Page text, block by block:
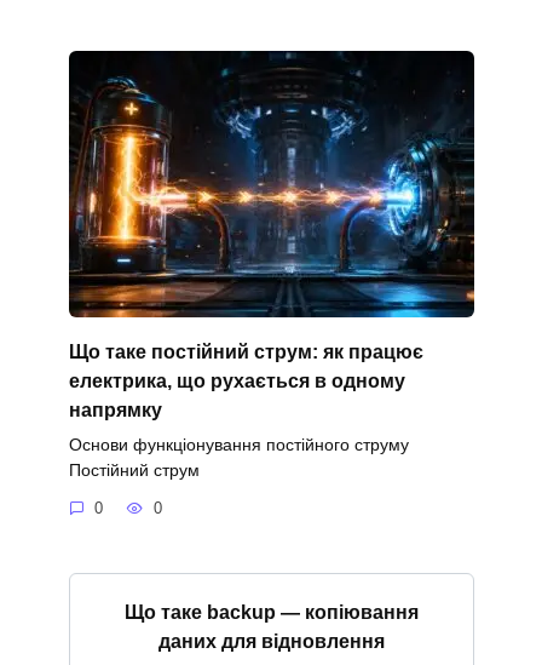
Що таке постійний струм: як працює
електрика, що рухається в одному
напрямку
Основи функціонування постійного струму
Постійний струм
0 0
Що таке backup — копіювання
даних для відновлення